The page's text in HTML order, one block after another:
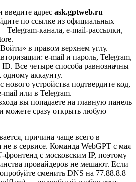
введите адрес ask.gptweb.ru
по ссылке из официальных
Telegram-канала, e-mail-рассылки,
в правом верхнем углу.
e-mail и пароль, Telegram,
Все четыре способа равнозначны
аккаунту.
нового устройства подтвердите код,
mail или в Telegram.
вы попадаете на главную панель
можете сразу открыть любую
причина чаще всего в
не в сервисе. Команда WebGPT с мая
фронтенд с московским IP, поэтому
провайдеров не мешают. Если
сменить DNS на 77.88.8.8